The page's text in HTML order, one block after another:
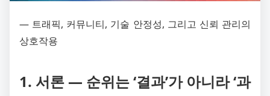
― 트래픽, 커뮤니티, 기술 안정성, 그리고 신뢰 관리의
상호작용
1. 서론 ― 순위는 ‘결과’가 아니라 ‘과